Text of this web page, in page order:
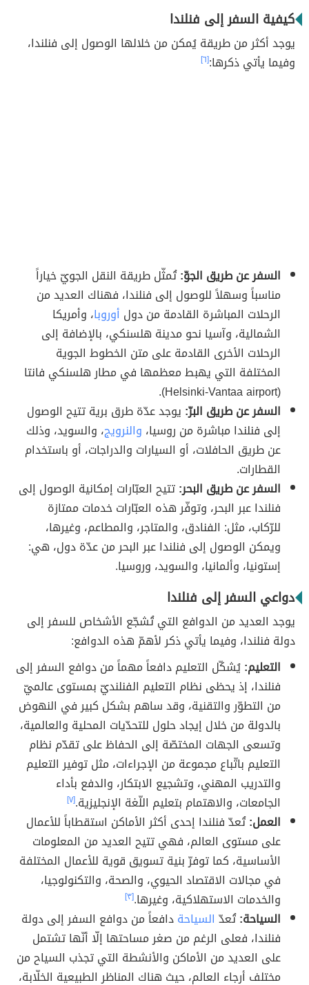
كيفية السفر إلى فنلندا
يوجد أكثر من طريقة يُمكن من خلالها الوصول إلى فنلندا،
وفيما يأتي ذكرها:[٦]
السفر عن طريق الجوّ:تُمثّل طريقة النقل الجويّ خياراً
مناسباً وسهلاً للوصول إلى فنلندا، فهناك العديد من
الرحلات المباشرة القادمة من دول أوروبا، وأمريكا
الشمالية، وآسيا نحو مدينة هلسنكي، بالإضافة إلى
الرحلات الأخرى القادمة على متن الخطوط الجوية
المختلفة التي يهبط معظمها في مطار هلسنكي فانتا
(Helsinki-Vantaa airport).
السفر عن طريق البرّ: يوجد عدّة طرق برية تتيح الوصول
إلى فنلندا مباشرة من روسيا، والنرويج، والسويد، وذلك
عن طريق الحافلات، أو السيارات والدراجات، أو باستخدام
القطارات.
السفر عن طريق البحر:تتيح العبّارات إمكانية الوصول إلى
فنلندا عبر البحر، وتوفّر هذه العبّارات خدمات ممتازة
للرّكاب، مثل: الفنادق، والمتاجر، والمطاعم، وغيرها،
ويمكن الوصول إلى فنلندا عبر البحر من عدّة دول، هي:
إستونيا، وألمانيا، والسويد، وروسيا.
دواعي السفر إلى فنلندا
يوجد العديد من الدوافع التي تُشجّع الأشخاص للسفر إلى
دولة فنلندا، وفيما يأتي ذكر لأهمّ هذه الدوافع:
التعليم:يُشكّل التعليم دافعاً مهماً من دوافع السفر إلى
فنلندا، إذ يحظى نظام التعليم الفنلنديّ بمستوى عالميّ
من التطوّر والتقنية، وقد ساهم بشكل كبير في النهوض
بالدولة من خلال إيجاد حلول للتحدّيات المحلية والعالمية،
وتسعى الجهات المختصّة إلى الحفاظ على تقدّم نظام
التعليم باتّباع مجموعة من الإجراءات، مثل توفير التعليم
والتدريب المهني، وتشجيع الابتكار، والدفع بأداء
الجامعات، والاهتمام بتعليم اللّغة الإنجليزية.[٧]
العمل:تُعدّ فنلندا إحدى أكثر الأماكن استقطاباً للأعمال
على مستوى العالم، فهي تتيح العديد من المعلومات
الأساسية، كما توفرّ بنية تسويق قوية للأعمال المختلفة
في مجالات الاقتصاد الحيوي، والصحة، والتكنولوجيا،
والخدمات الاستهلاكية، وغيرها.[٣]
السياحة:تُعدّ السياحةدافعاً من دوافع السفر إلى دولة
فنلندا، فعلى الرغم من صغر مساحتها إلّا أنّها تشتمل
على العديد من الأماكن والأنشطة التي تجذب السياح من
مختلف أرجاء العالم، حيث هناك المناظر الطبيعية الخلّابة،